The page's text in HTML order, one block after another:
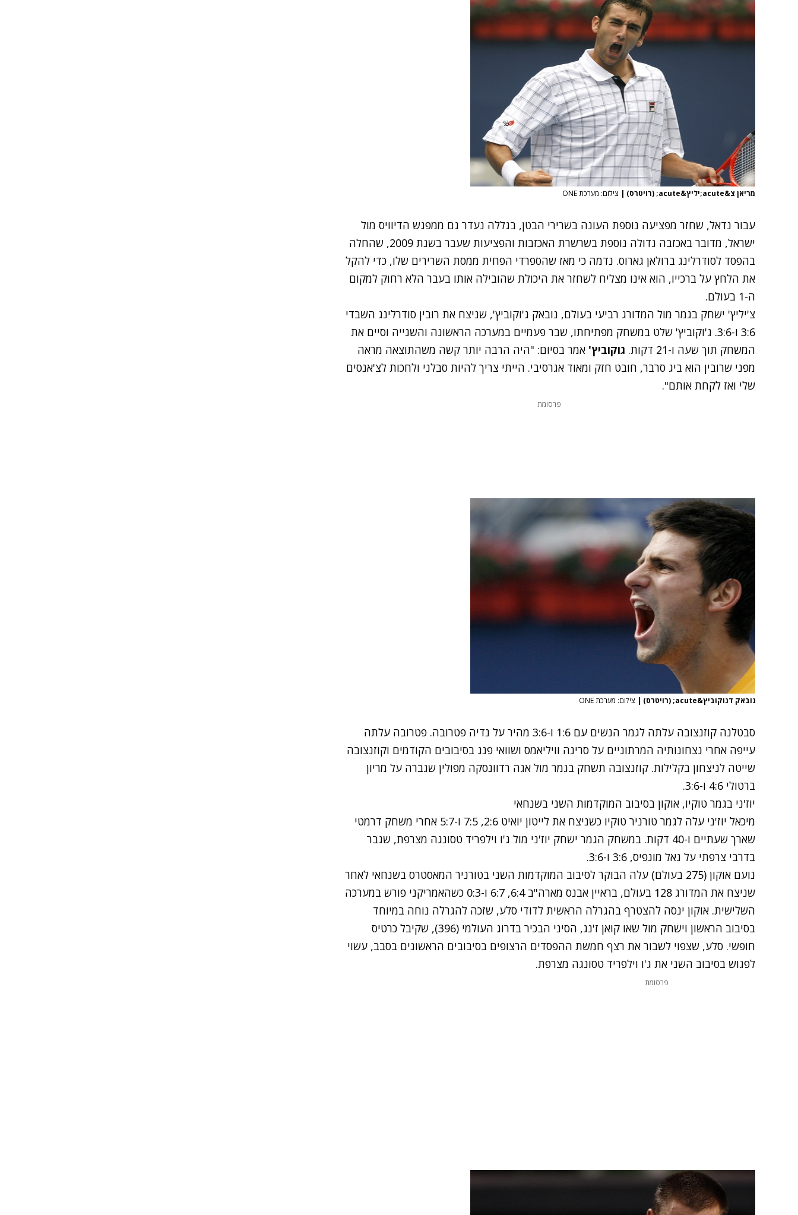
מריאן צ&acute;יליץ&acute; (רויטרס) | צילום: מערכת ONE
עבור נדאל, שחזר מפציעה נוספת העונה בשרירי הבטן, בגללה נעדר גם ממפגש הדיוויס מול
ישראל, מדובר באכזבה גדולה נוספת בשרשרת האכזבות והפציעות שעבר בשנת 2009, שהחלה
בהפסד לסודרלינג ברולאן גארוס. נדמה כי מאז שהספרדי הפחית ממסת השרירים שלו, כדי להקל
את הלחץ על ברכייו, הוא אינו מצליח לשחזר את היכולת שהובילה אותו בעבר הלא רחוק למקום
ה-1 בעולם.
צ'יליץ' ישחק בגמר מול המדורג רביעי בעולם, נובאק ג'וקוביץ', שניצח את רובין סודרלינג השבדי
3:6 ו-3:6. ג'וקוביץ' שלט במשחק מפתיחתו, שבר פעמיים במערכה הראשונה והשנייה וסיים את
המשחק תוך שעה ו-21 דקות.
גוקוביץ' אמר בסיום: "היה הרבה יותר קשה משהתוצאה מראה
מפני שרובין הוא ביג סרבר, חובט חזק ומאוד אגרסיבי. הייתי צריך להיות סבלני ולחכות לצ'אנסים
שלי ואז לקחת אותם".
פרסומת
נובאק דגוקוביץ&acute; (רויטרס) | צילום: מערכת ONE
סבטלנה קוזנצובה עלתה לגמר הנשים עם 1:6 ו-3:6 מהיר על נדיה פטרובה. פטרובה עלתה
עייפה אחרי נצחונותיה המרתוניים על סרינה וויליאמס ושוואי פנג בסיבובים הקודמים וקוזנצובה
שייטה לניצחון בקלילות. קוזנצובה תשחק בגמר מול אגה רדוונסקה מפולין שגברה על מריון
ברטולי 4:6 ו-3:6.
יוז'ני בגמר טוקיו, אוקון בסיבוב המוקדמות השני בשנחאי
מיכאל יוז'ני עלה לגמר טורניר טוקיו כשניצח את לייטון יואיט 2:6, 7:5 ו-5:7 אחרי משחק דרמטי
שארך שעתיים ו-40 דקות. במשחק הגמר ישחק יוז'ני מול ג'ו וילפריד טסונגה מצרפת, שגבר
בדרבי צרפתי על גאל מונפיס, 3:6 ו-3:6.
נועם אוקון (275 בעולם) עלה הבוקר לסיבוב המוקדמות השני בטורניר המאסטרס בשנחאי לאחר
שניצח את המדורג 128 בעולם, בראיין אבנס מארה"ב 6:4, 6:7 ו-0:3 כשהאמריקני פורש במערכה
השלישית. אוקון ינסה להצטרף בהגרלה הראשית לדודי סלע, שזכה להגרלה נוחה במיוחד
בסיבוב הראשון וישחק מול שאו קואן ז'נג, הסיני הבכיר בדרוג העולמי (396), שקיבל כרטיס
חופשי. סלע, שצפוי לשבור את רצף חמשת ההפסדים הרצופים בסיבובים הראשונים בסבב, עשוי
לפגוש בסיבוב השני את ג'ו וילפריד טסונגה מצרפת.
פרסומת